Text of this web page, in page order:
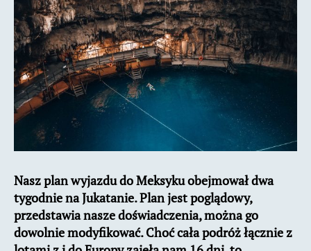
w
2
tygodnie
Nasz plan wyjazdu do Meksyku obejmował dwa
tygodnie na Jukatanie. Plan jest poglądowy,
przedstawia nasze doświadczenia, można go
dowolnie modyfikować. Choć cała podróż łącznie z